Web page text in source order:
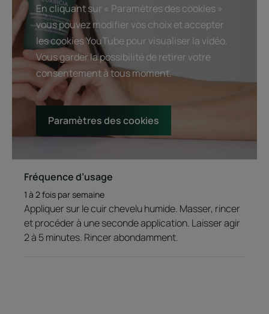
En cliquant sur « Paramètres des cookies »
vous pouvez modifier vos choix et accepter
les cookies YouTube pour visualiser la vidéo.
Vous garder la possibilité de retirer votre
consentement à tous moment.
Paramètres des cookies
Fréquence d’usage
1 à 2 fois par semaine
Appliquer sur le cuir chevelu humide. Masser, rincer
et procéder à une seconde application. Laisser agir
2 à 5 minutes. Rincer abondamment.